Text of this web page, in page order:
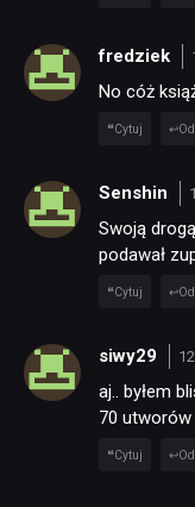
fredziek
No cóż
Cytuj
Senshin
Swoją
podawał
Cytuj
siwy29
aj.. byłem
70
Cytuj